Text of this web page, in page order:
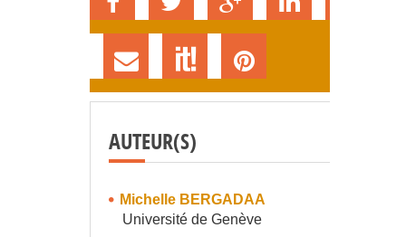
AUTEUR(S)
Michelle BERGADAA
Université de Genève